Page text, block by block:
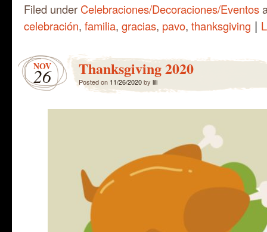
Filed under Celebraciones/Decoraciones/Eventos
celebración, familia, gracias, pavo, thanksgiving |
NOV
26 Thanksgiving 2020
Posted on 11/26/2020by lili